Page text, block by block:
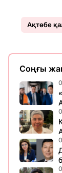
Ақтөбе
Соңғы